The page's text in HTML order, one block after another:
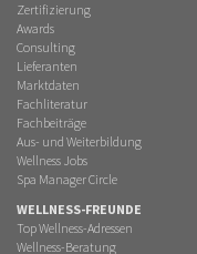
Zertifizierung
Awards
Consulting
Lieferanten
Marktdaten
Fachliteratur
Fachbeiträge
Aus- und Weiterbildung
Wellness Jobs
Spa Manager Circle
WELLNESS-FREUNDE
Top Wellness-Adressen
Wellness-Beratung